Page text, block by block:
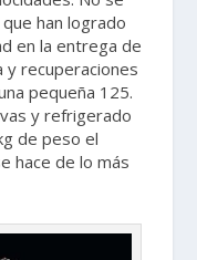
han logrado
en la entrega de
y recuperaciones
pequeña 125.
y refrigerado
de peso el
hace de lo más